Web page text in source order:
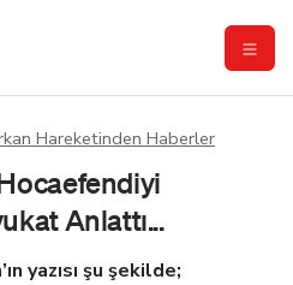
Hareketinden Haberler
Anlattı...
yazısı şu şekilde;